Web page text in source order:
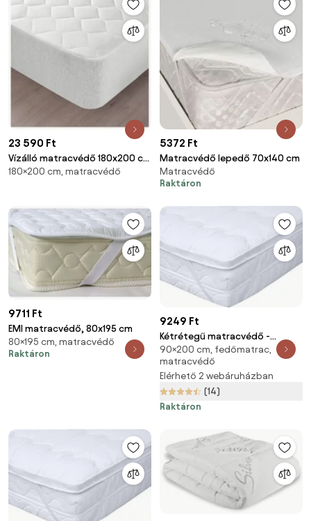
23 590 Ft
Vízálló matracvédő 180x200 cm
Quilted – Mila Home
180×200 cm, matracvédő
5372 Ft
Matracvédő lepedő 70x140 cm
Matracvédő
Raktáron
9711 Ft
EMI matracvédő, 80x195 cm
80×195 cm, matracvédő
Raktáron
9249 Ft
Kétrétegű matracvédő -
TOPPER 90 x 200 cm
90×200 cm, fedőmatrac,
matracvédő
Elérhető 2 webáruházban
(14)
Raktáron